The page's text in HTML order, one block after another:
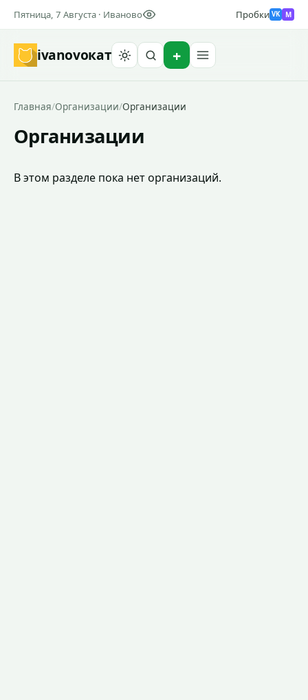
Пятница, 7 Августа · Иваново Пробки VK M
ivanovoкат
Главная/Организации/Организации
Организации
В этом разделе пока нет организаций.